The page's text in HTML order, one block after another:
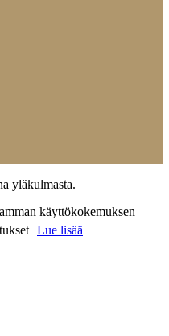
yläkulmasta.
käyttökokemuksen
Lue lisää